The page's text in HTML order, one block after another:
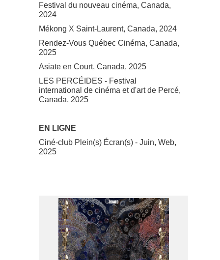
Festival du nouveau cinéma, Canada,
2024
Mékong X Saint-Laurent, Canada, 2024
Rendez-Vous Québec Cinéma, Canada,
2025
Asiate en Court, Canada, 2025
LES PERCÉIDES - Festival
international de cinéma et d'art de Percé,
Canada, 2025
EN LIGNE
Ciné-club Plein(s) Écran(s) - Juin, Web,
2025